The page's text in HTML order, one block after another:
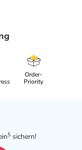
Order-
Priority
5 sichern!